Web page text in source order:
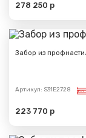
278 250 р
Забор из
Артикул: S31E2728
223 770 р